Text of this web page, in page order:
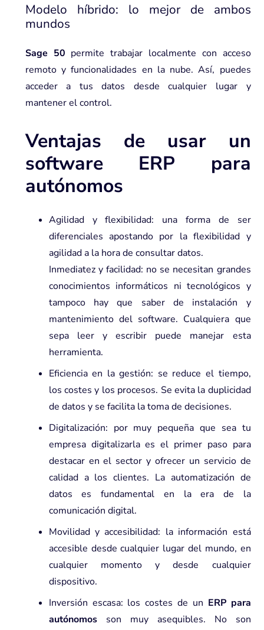
Modelo híbrido: lo mejor de ambos
mundos
Sage 50 permite trabajar localmente con acceso
remoto y funcionalidades en la nube. Así, puedes
acceder a tus datos desde cualquier lugar y
mantener el control.
Ventajas de usar un
software ERP para
autónomos
Agilidad y flexibilidad: una forma de ser
diferenciales apostando por la flexibilidad y
agilidad a la hora de consultar datos.
Inmediatez y facilidad: no se necesitan grandes
conocimientos informáticos ni tecnológicos y
tampoco hay que saber de instalación y
mantenimiento del software. Cualquiera que
sepa leer y escribir puede manejar esta
herramienta.
Eficiencia en la gestión: se reduce el tiempo,
los costes y los procesos. Se evita la duplicidad
de datos y se facilita la toma de decisiones.
Digitalización: por muy pequeña que sea tu
empresa digitalizarla es el primer paso para
destacar en el sector y ofrecer un servicio de
calidad a los clientes. La automatización de
datos es fundamental en la era de la
comunicación digital.
Movilidad y accesibilidad: la información está
accesible desde cualquier lugar del mundo, en
cualquier momento y desde cualquier
dispositivo.
Inversión escasa: los costes de un ERP para
autónomosson muy asequibles. No son